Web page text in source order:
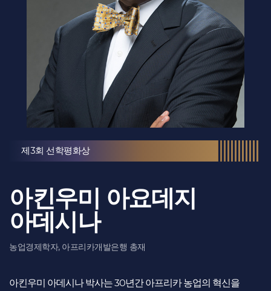
제3회 선학평화상
아킨우미 아요데지
아데시나
농업경제학자, 아프리카개발은행 총재
아킨우미 아데시나 박사는 30년간 아프리카 농업의 혁신을